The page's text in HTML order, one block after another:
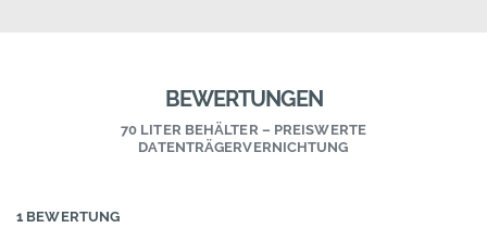
BEWERTUNGEN
70 LITER BEHÄLTER – PREISWERTE
DATENTRÄGERVERNICHTUNG
1 BEWERTUNG